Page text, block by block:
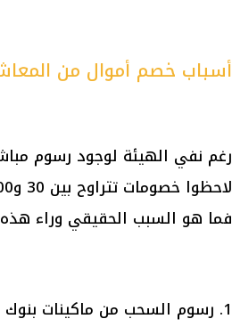
أسباب خصم أموال من
رغم نفي الهيئة لوجود رسوم
فما هو السبب الحقيقي وراء
1. رسوم السحب من ماكينات بنوك أخرى